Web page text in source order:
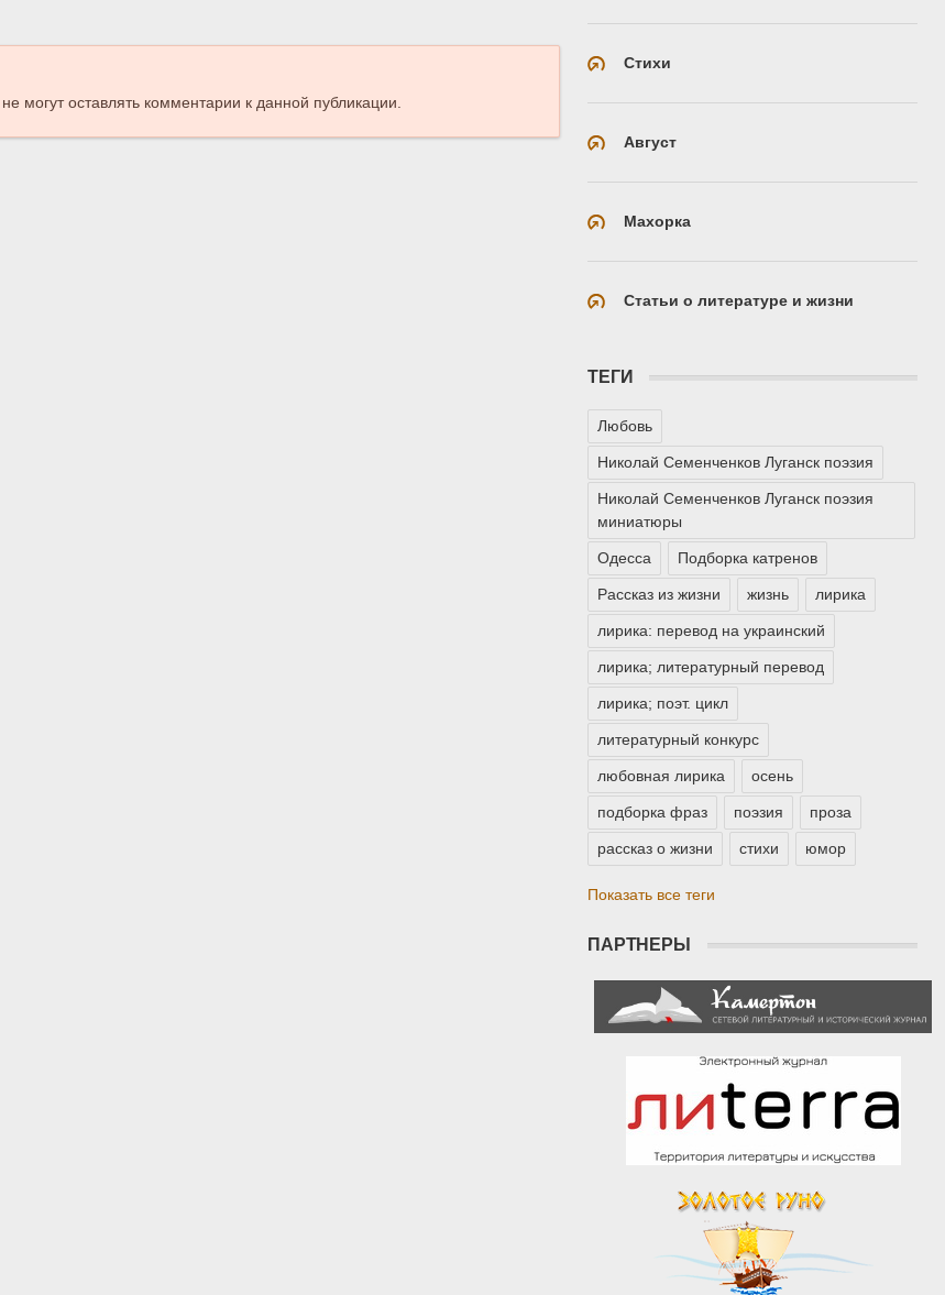
, не могут оставлять комментарии к данной публикации.
Стихи
Август
Махорка
Статьи о литературе и жизни
ТЕГИ
Любовь
Николай Семенченков Луганск поэзия
Николай Семенченков Луганск поэзия
миниатюры
Одесса Подборка катренов
Рассказ из жизни жизнь лирика
лирика: перевод на украинский
лирика; литературный перевод
лирика; поэт. цикл
литературный конкурс
любовная лирика осень
подборка фраз поэзия проза
рассказ о жизни стихи юмор
Показать все теги
ПАРТНЕРЫ